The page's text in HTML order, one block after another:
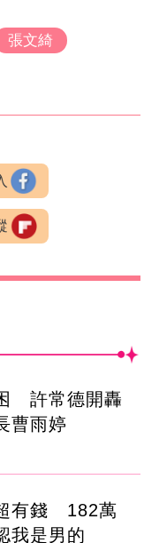
張文綺
許常德開轟
曹雨婷
有錢 182萬
我是男的